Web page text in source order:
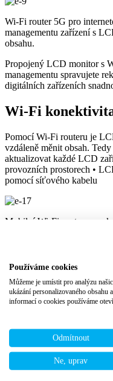
Wi-Fi router 5G pro
managementu zařízení s
obsahu.
Propojený LCD monitor s
managementu spravujete
digitálních zařízeních
Wi-Fi
Pomocí Wi-Fi routeru je
vzdáleně měnit obsah.
aktualizovat každé LCD
provozních prostorech •
pomocí síťového kabelu
Mobilní Wi-Fi router pro
Cigaretová zásuvka pro
Mobilní Wi-Fi
Mobilní Wi-Fi router od
Wi-Fi anténa vysílá Wi-Fi
Používáme cookies
Můžeme je umístit pro analýzu
ukázání personalizovaného
informací o cookies používáme
Odmítnout
Ne, uprav